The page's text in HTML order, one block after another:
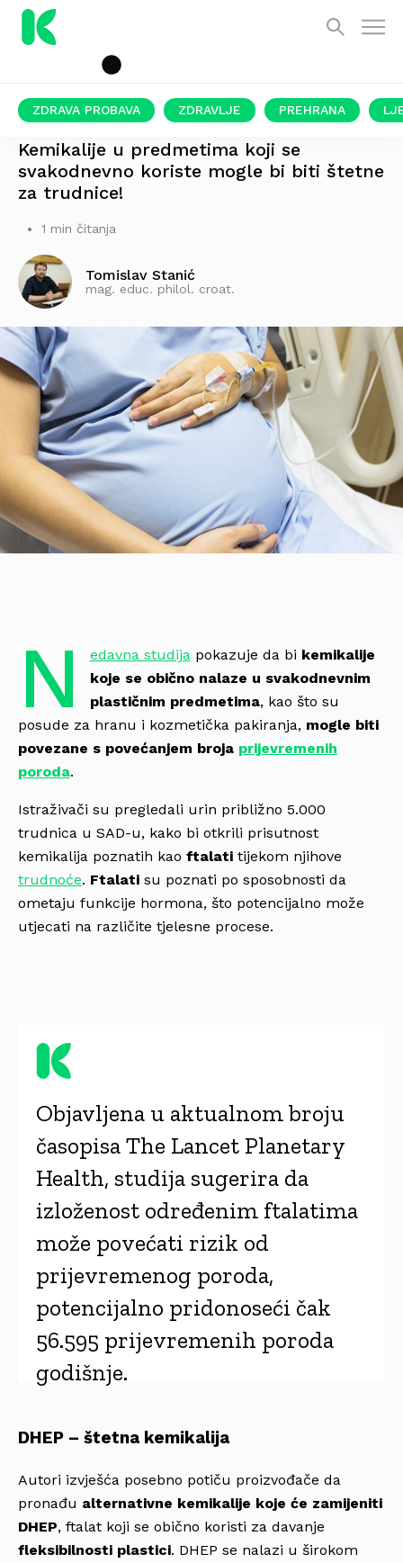
ZDRAVA PROBAVA ZDRAVLJE PREHRANA
Kemikalije u predmetima koji se
svakodnevno koriste mogle bi biti štetne
za trudnice!
1 min čitanja
Tomislav Stanić
mag. educ. philol. croat.
N edavna studija pokazuje da bi kemikalije
koje se obično nalaze u svakodnevnim
plastičnim predmetima, kao što su
posude za hranu i kozmetička pakiranja, mogle biti
povezane s povećanjem broja prijevremenih
poroda.
Istraživači su pregledali urin približno 5.000
trudnica u SAD-u, kako bi otkrili prisutnost
kemikalija poznatih kao ftalati tijekom njihove
trudnoće. Ftalati su poznati po sposobnosti da
ometaju funkcije hormona, što potencijalno može
utjecati na različite tjelesne procese.
Objavljena u aktualnom broju
časopisa The Lancet Planetary
Health, studija sugerira da
izloženost određenim ftalatima
može povećati rizik od
prijevremenog poroda,
potencijalno pridonoseći čak
56.595 prijevremenih poroda
godišnje.
DHEP – štetna kemikalija
Autori izvješća posebno potiču proizvođače da
pronađu alternativne kemikalije koje će zamijeniti
DHEP, ftalat koji se obično koristi za davanje
fleksibilnosti plastici. DHEP se nalazi u širokom